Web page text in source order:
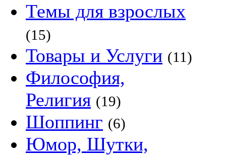
Темы для взрослых
(15)
Товары и Услуги (11)
Философия,
Религия (19)
Шоппинг (6)
Юмор, Шутки,